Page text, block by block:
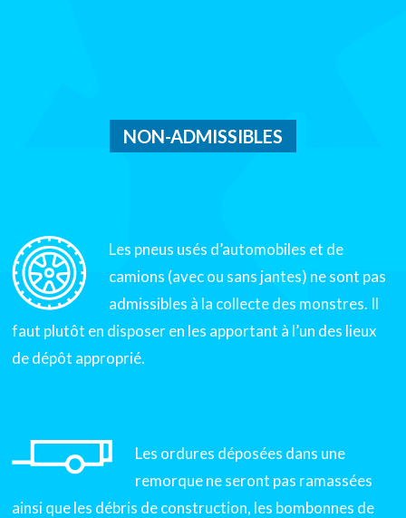
NON-ADMISSIBLES
Les pneus usés d’automobiles et de
camions (avec ou sans jantes) ne sont pas
admissibles à la collecte des monstres. Il
faut plutôt en disposer en les apportant à l’un des lieux
de dépôt approprié.
Les ordures déposées dans une
remorque ne seront pas ramassées
ainsi que les débris de construction, les bombonnes de